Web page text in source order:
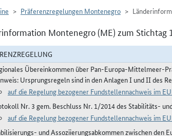
Präferenzregelungen Montenegro
Montenegro (ME) zum Stichtag
Übereinkommen über Pan-Europa-Mittelmeer-
Ursprungsregeln sind in den Anlagen I und II des
auf die Regelung bezogener Fundstellennachweis im
Nr. 3 gem. Beschluss Nr. 1/2014 des Stabilitäts-
auf die Regelung bezogener Fundstellennachweis im
und Assoziierungsabkommen zwischen den